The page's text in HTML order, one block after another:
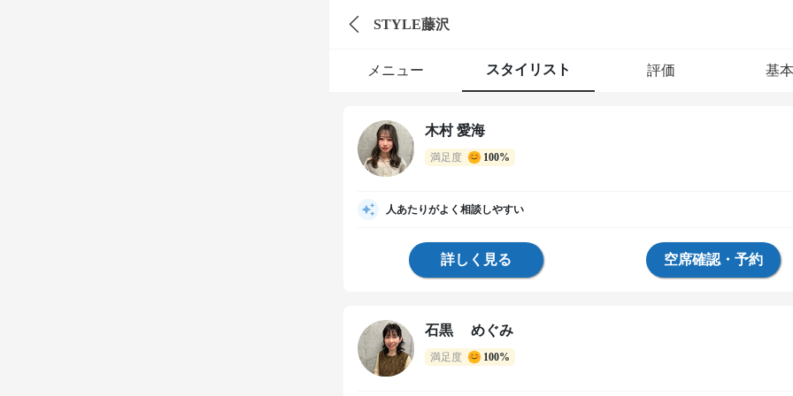
STYLE藤沢
メニュー スタイリスト 評価 基
木村 愛海
満足度 100%
人あたりがよく相談しやすい
詳しく見る 空席確認・予約
石黒 めぐみ
満足度 100%